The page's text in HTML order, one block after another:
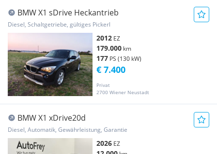
BMW X1 sDrive Heckantrieb
Diesel, Schaltgetriebe, gültiges Pickerl
2012 EZ
179.000 km
177 PS (130 kW)
Privat
2700 Wiener Neustadt
€ 7.400
BMW X1 xDrive20d
Diesel, Automatik, Gewährleistung, Garantie
2026 EZ